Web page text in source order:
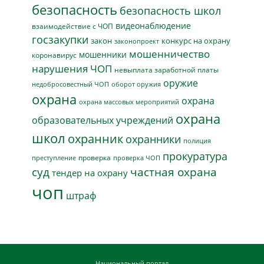
безопасность безопасность школ
взаимодействие с ЧОП видеонаблюдение
госзакупки закон законопроект конкурс на охрану
коронавирус мошенники мошенничество
нарушения ЧОП невыплата заработной платы
недобросовестный ЧОП оборот оружия оружие
охрана охрана массовых мероприятий охрана
образовательных учреждений охрана
школ охранник охранники полиция
преступление проверка проверка ЧОП прокуратура
суд тендер на охрану частная охрана
чоп штраф